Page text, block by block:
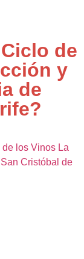
de
y
de
de los Vinos La
San Cristóbal de